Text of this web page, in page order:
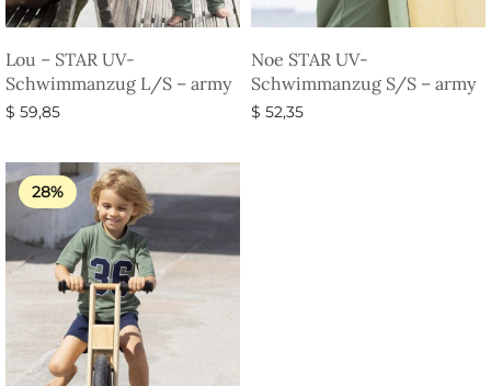
Lou – STAR UV-
Schwimmanzug L/S – army
$ 59,85
Noe STAR UV-
Schwimmanzug S/S – army
$ 52,35
28%